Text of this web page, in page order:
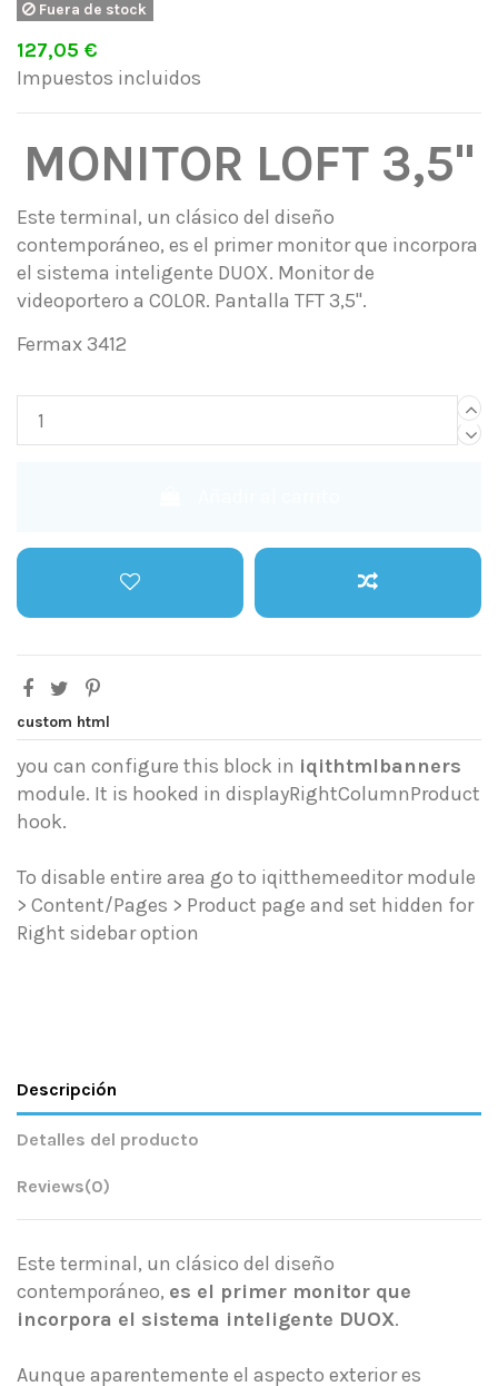
Fuera de stock
127,05 €
Impuestos incluidos
MONITOR LOFT 3,5"
Este terminal, un clásico del diseño
contemporáneo, es el primer monitor que incorpora
el sistema inteligente DUOX. Monitor de
videoportero a COLOR. Pantalla TFT 3,5".
Fermax 3412
custom html
you can configure this block in iqithtmlbanners
module. It is hooked in displayRightColumnProduct
hook.
To disable entire area go to iqitthemeeditor module
> Content/Pages > Product page and set hidden for
Right sidebar option
Descripción
Detalles del producto
Reviews(0)
Este terminal, un clásico del diseño
contemporáneo, es el primer monitor que
incorpora el sistema inteligente DUOX.
Aunque aparentemente el aspecto exterior es